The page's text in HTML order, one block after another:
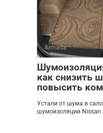
Armada
как снизить
повысить
Устали от шума в
шумоизоляции Nissan